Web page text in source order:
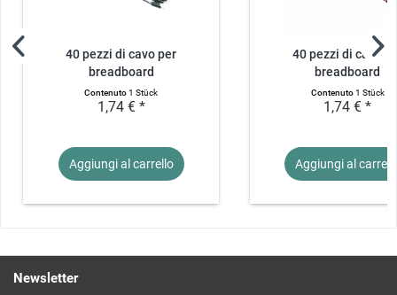
40 pezzi di cavo per
breadboard
maschio/femmina...
Contenuto1 Stück
1,74 € *
Aggiungi al carrello
40 pezzi di cavo
breadboard
maschio/
Contenuto1 Stück
1,74 € *
Aggiungi al
Newsletter